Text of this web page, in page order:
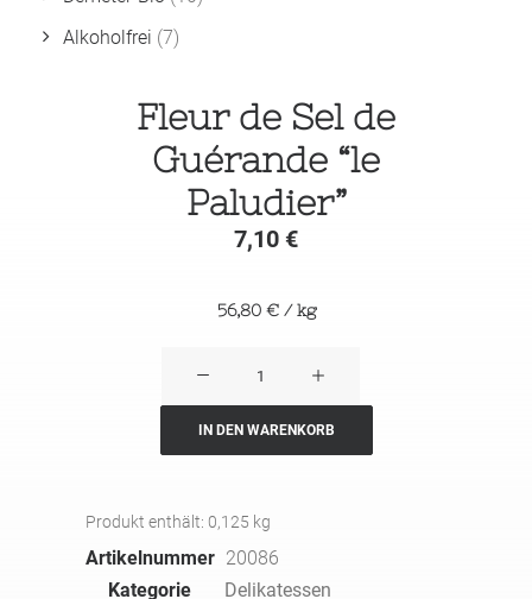
Alkoholfrei (7)
Fleur de Sel de
Guérande “le
Paludier”
7,10 €
56,80 €/kg
Sel
de
"le
Paludier"
IN DEN WARENKORB
Produkt enthält: 0,125 kg
Artikelnummer 20086
Kategorie
Delikatessen